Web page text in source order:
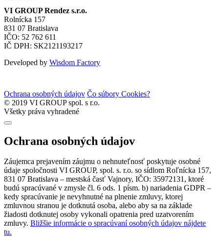
VI GROUP Rendez s.r.o.
Rolnícka 157
831 07 Bratislava
IČO: 52 762 611
IČ DPH: SK2121193217
Developed by Wisdom Factory
Ochrana osobných údajov Čo súbory Cookies?
© 2019 VI GROUP spol. s r.o.
Všetky práva vyhradené
Ochrana osobných údajov
Záujemca prejavením záujmu o nehnuteľnosť poskytuje osobné
údaje spoločnosti VI GROUP, spol. s. r.o. so sídlom Roľnícka 157,
831 07 Bratislava – mestská časť Vajnory, IČO: 35972131, ktoré
budú spracúvané v zmysle čl. 6 ods. 1 písm. b) nariadenia GDPR –
kedy spracúvanie je nevyhnutné na plnenie zmluvy, ktorej
zmluvnou stranou je dotknutá osoba, alebo aby sa na základe
žiadosti dotknutej osoby vykonali opatrenia pred uzatvorením
zmluvy. Bližšie informácie o spracúvaní osobných údajov nájdete
tu.